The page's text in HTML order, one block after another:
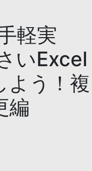
軽実
いExcel
よう！複
編